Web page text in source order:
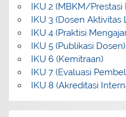
IKU 2 (MBKM/Prestasi
IKU 3 (Dosen Aktivitas
IKU 4 (Praktisi
IKU 5 (Publikasi Dosen)
IKU 6 (Kemitraan)
IKU 7 (Evaluasi
IKU 8 (Akreditasi